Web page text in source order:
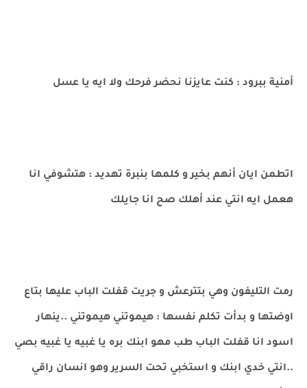
أمنية ببرود : كنت عايزنا نحضر فرحك ولا ايه يا عسل
اتطمن ايان أنهم بخير و كلمها بنبرة تهديد : هتشوفي انا
هعمل ايه انتي عند أهلك صح انا جايلك
رمت التليفون وهي بتترعش و جريت قفلت الباب عليها بتاع
اوضتها و بدأت تكلم نفسها : هيموتني هيموتني ..ينهار
اسود انا قفلت الباب طب مهو ابنك بره يا غبيه يا غبيه بصي
..انتي خدي ابنك و استخبي تحت السرير وهو انسان راقي